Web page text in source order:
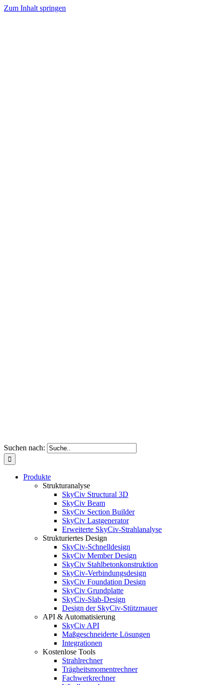
Zum Inhalt springen
Suchen nach:
Produkte
Strukturanalyse
SkyCiv Structural 3D
SkyCiv Beam
SkyCiv Section Builder
SkyCiv Lastgenerator
Erweiterte SkyCiv-Strahlanalyse
Strukturiertes Design
SkyCiv-Schnelldesign
SkyCiv Member Design
SkyCiv Stahlbetonkonstruktion
SkyCiv-Verbindungsdesign
SkyCiv Foundation Design
SkyCiv Grundplatte
SkyCiv-Slab-Design
Design der SkyCiv-Stützmauer
API & Automatisierung
SkyCiv API
Maßgeschneiderte Lösungen
Integrationen
Kostenlose Tools
Strahlrechner
Trägheitsmomentrechner
Fachwerkrechner